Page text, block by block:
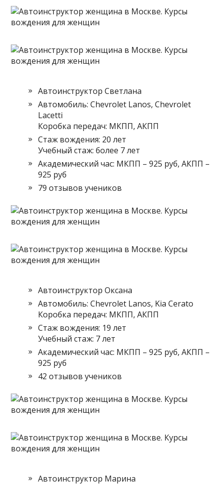
Автоинструктор Светлана
Автомобиль: Chevrolet Lanos, Chevrolet
Lacetti
Коробка передач: МКПП, АКПП
Стаж вождения: 20 лет
Учебный стаж: более 7 лет
Академический час: МКПП – 925 руб, АКПП –
925 руб
79 отзывов учеников
Автоинструктор Оксана
Автомобиль: Chevrolet Lanos, Kia Cerato
Коробка передач: МКПП, АКПП
Стаж вождения: 19 лет
Учебный стаж: 7 лет
Академический час: МКПП – 925 руб, АКПП –
925 руб
42 отзывов учеников
Автоинструктор Марина